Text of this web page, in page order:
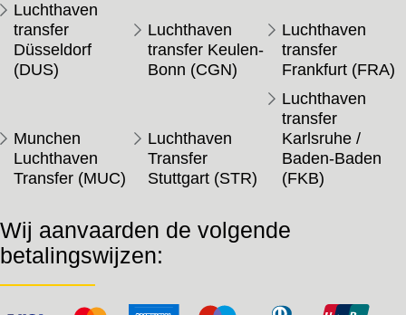
Luchthaven
transfer
Düsseldorf
(DUS)
Luchthaven
transfer Keulen-
Bonn (CGN)
Luchthaven
transfer
Frankfurt (FRA)
Munchen
Luchthaven
Transfer (MUC)
Luchthaven
Transfer
Stuttgart (STR)
Luchthaven
transfer
Karlsruhe /
Baden-Baden
(FKB)
Wij aanvaarden de volgende
betalingswijzen: